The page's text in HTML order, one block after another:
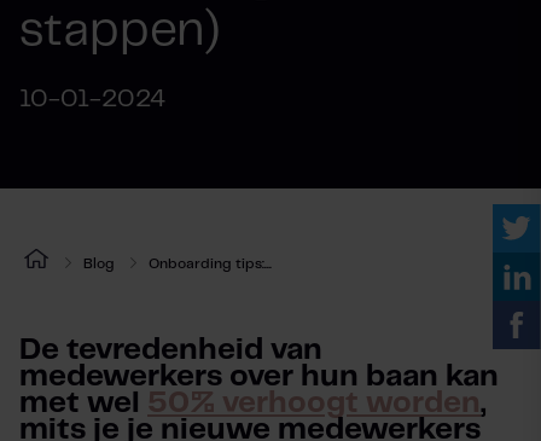
stappen)
10-01-2024
Blog Onboarding tips:...
De tevredenheid van
medewerkers over hun baan kan
met wel 50% verhoogt worden,
mits je je nieuwe medewerkers